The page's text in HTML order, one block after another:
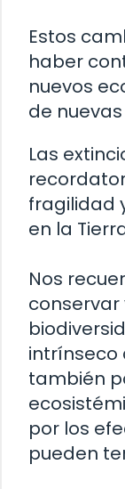
Estos
haber
nuevos
de
Las
fragilidad
en la
Nos
intrínseco
también
por los
pueden